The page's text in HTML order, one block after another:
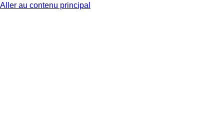
Aller au contenu principal